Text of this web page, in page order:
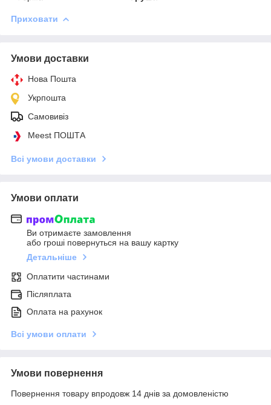
Приховати
Умови доставки
Нова Пошта
Укрпошта
Самовивіз
Meest ПОШТА
Всі умови доставки
Умови оплати
Ви отримаєте замовлення
або гроші повернуться на вашу картку
Детальніше
Оплатити частинами
Післяплата
Оплата на рахунок
Всі умови оплати
Умови повернення
Повернення товару впродовж 14 днів за домовленістю